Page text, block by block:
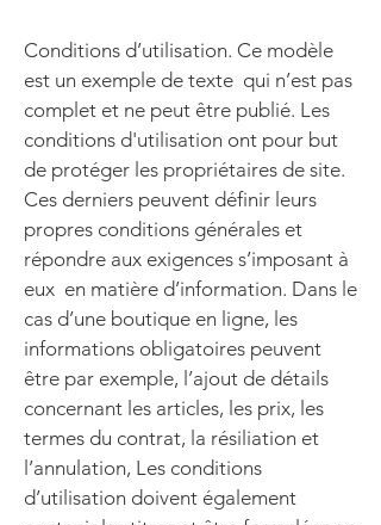
Conditions d’utilisation. Ce modèle
est un exemple de texte qui n’est pas
complet et ne peut être publié. Les
conditions d'utilisation ont pour but
de protéger les propriétaires de site.
Ces derniers peuvent définir leurs
propres conditions générales et
répondre aux exigences s’imposant à
eux en matière d’information. Dans le
cas d’une boutique en ligne, les
informations obligatoires peuvent
être par exemple, l’ajout de détails
concernant les articles, les prix, les
termes du contrat, la résiliation et
l’annulation, Les conditions
d’utilisation doivent également